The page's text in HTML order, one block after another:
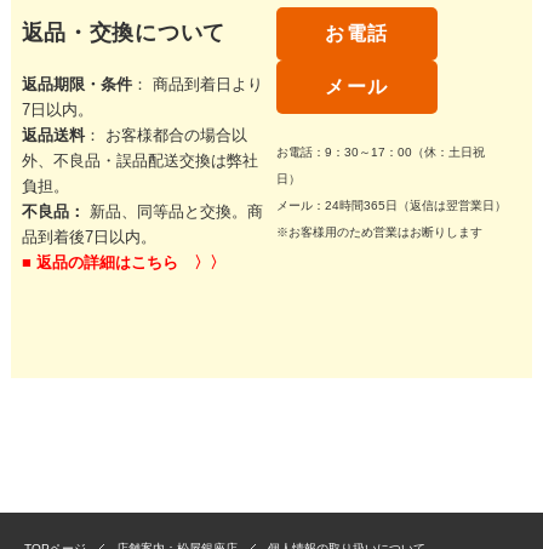
返品・交換について
返品期限・条件： 商品到着日より
7日以内。
返品送料： お客様都合の場合以
外、不良品・誤品配送交換は弊社
負担。
不良品：
新品、同等品と交換。商
品到着後7日以内。
■ 返品の詳細はこちら 〉〉
お電話
メール
お電話：9：30～17：00（休：土日祝
日）
メール：24時間365日（返信は翌営業日）
※お客様用のため営業はお断りします